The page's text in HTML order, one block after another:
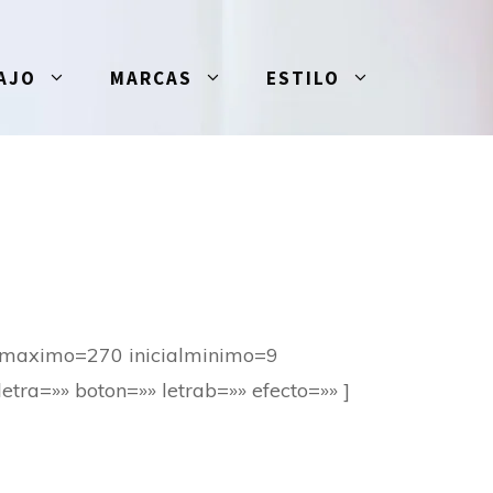
MARCAS ESTILO
inicialminimo=9
boton=»» letrab=»» efecto=»» ]